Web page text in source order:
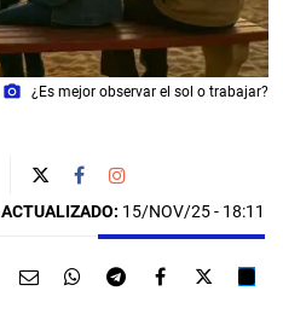
photo_camera ¿Es mejor observar el sol o trabajar?
ACTUALIZADO: 15/NOV/25 - 18:11